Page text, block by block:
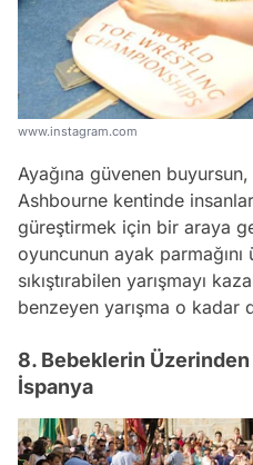
www.instagram.com
Ayağına güvenen
Ashbourne kentinde
güreştirmek için bir araya
oyuncunun ayak
sıkıştırabilen yarışmayı
benzeyen yarışma o kadar
8. Bebeklerin
İspanya